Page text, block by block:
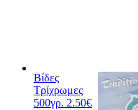
Βίδες
Τρίχρωμες
500γρ. 2.50€